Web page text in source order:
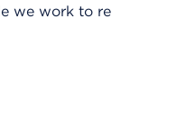
we work to re